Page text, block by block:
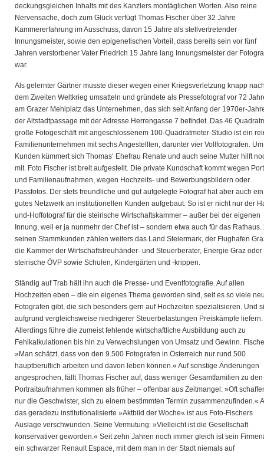
deckungsgleichen Inhalts mit des Kanzlers montäglichen Worten. Also reine
Nervensache, doch zum Glück verfügt Thomas Fischer über 32 Jahre
Kammererfahrung im Ausschuss, davon 15 Jahre als stellvertretender
Innungsmeister, sowie den epigenetischen Vorteil, dass bereits sein vor fünf
Jahren verstorbener Vater Friedrich 15 Jahre lang Innungsmeister der
war.
Als gelernter Gärtner musste dieser wegen einer Kriegsverletzung knapp
dem Zweiten Weltkrieg umsatteln und gründete als Pressefotograf vor 72
am Grazer Mehlplatz das Unternehmen, das sich seit Anfang der 1970er-
der Altstadtpassage mit der Adresse Herrengasse 7 befindet. Das 46
große Fotogeschäft mit angeschlossenem 100-Quadratmeter-Studio ist ein
Familienunternehmen mit sechs Angestellten, darunter vier Vollfotografen.
Kunden kümmert sich Thomas‘ Ehefrau Renate und auch seine Mutter hilft
mit. Foto Fischer ist breit aufgestellt. Die private Kundschaft kommt wegen
und Familienaufnahmen, wegen Hochzeits- und Bewerbungsbildern oder
Passfotos. Der stets freundliche und gut aufgelegte Fotograf hat aber auch ein
gutes Netzwerk an institutionellen Kunden aufgebaut. So ist er nicht nur der
und-Hoffotograf für die steirische Wirtschaftskammer – außer bei der eigenen
Innung, weil er ja nunmehr der Chef ist – sondern etwa auch für das Rathaus.
seinen Stammkunden zählen weiters das Land Steiermark, der Flughafen
die Kammer der Wirtschaftstreuhänder- und Steuerberater, Energie Graz oder
steirische ÖVP sowie Schulen, Kindergärten und -krippen.
Ständig auf Trab hält ihn auch die Presse- und Eventfotografie. Auf allen
Hochzeiten eben – die ein eigenes Thema geworden sind, seit es so viele
Fotografen gibt, die sich besonders gern auf Hochzeiten spezialisieren. Und
aufgrund vergleichsweise niedrigerer Steuerbelastungen Preiskämpfe liefern.
Allerdings führe die zumeist fehlende wirtschaftliche Ausbildung auch zu
Fehlkalkulationen bis hin zu Verwechslungen von Umsatz und Gewinn.
»Man schätzt, dass von den 9.500 Fotografen in Österreich nur rund 500
hauptberuflich arbeiten und davon leben können.« Auf sonstige Änderungen
angesprochen, fällt Thomas Fischer auf, dass weniger Gesamtfamilien zu den
Portraitaufnahmen kommen als früher – offenbar aus Zeitmangel: »Oft
nur die Geschwister, sich zu einem bestimmten Termin zusammenzufinden.«
das geradezu institutionalisierte »Aktbild der Woche« ist aus Foto-Fischers
Auslage verschwunden. Seine Vermutung: »Vielleicht ist die Gesellschaft
konservativer geworden.« Seit zehn Jahren noch immer gleich ist sein
ein schwarzer Renault Espace, mit dem man in der Stadt niemals auf